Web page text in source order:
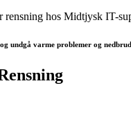
undgå varme problemer og nedbrud